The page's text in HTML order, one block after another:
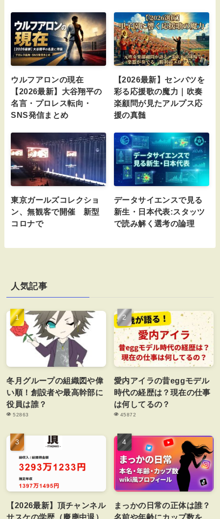
ウルフアロンの現在
【2026最新】大谷翔平の
名言・プロレス転向・
SNS発信まとめ
【2026最新】センバツを
彩る応援歌の魔力｜吹奏
楽顧問が見たアルプス応
援の真髄
東京ガールズコレクショ
ン、無観客で開催 新型
コロナで
データサイエンスで見る
新生・日本代表:スタッツ
で読み解く選考の論理
人気記事
冬月グループの組織図や偉
い順！創設者や最高幹部に
役員は誰？
52863
愛内アイラの昔eggモデル
時代の経歴は？現在の仕事
は何してるの？
45872
【2026最新】頂チャンネル
サスケの学歴（慶應中退）
まっかの日常の正体は誰？
名前や年齢にカップ数を